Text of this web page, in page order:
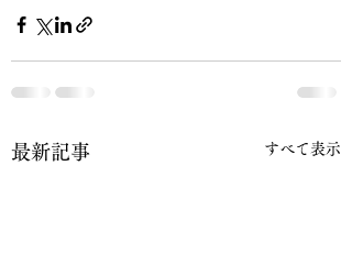
最新記事 すべて表示